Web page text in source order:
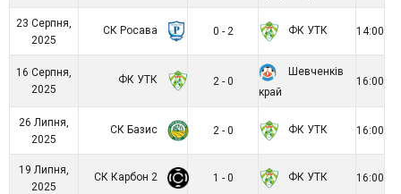
23 Серпня,
2025
СК Росава 0 - 2 ФК УТК 14:00
16 Серпня,
2025
ФК УТК 2 - 0
Шевченків
край
16:00
26 Липня,
2025
СК Базис 2 - 0 ФК УТК 16:00
19 Липня,
2025
СК Карбон 2 1 - 0 ФК УТК 16:00